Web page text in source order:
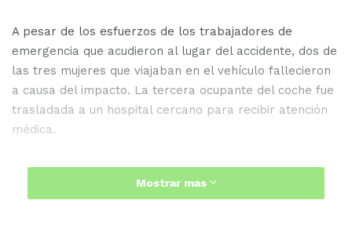
A pesar de los esfuerzos de los trabajadores de
emergencia que acudieron al lugar del accidente, dos de
las tres mujeres que viajaban en el vehículo fallecieron
a causa del impacto. La tercera ocupante del coche fue
trasladada a un hospital cercano para recibir atención
médica.
Se cree que las dos mujeres fallecidas eran maestras
Mostrar mas